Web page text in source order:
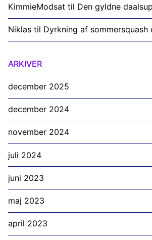
KimmieModsat til Den gyldne
Niklas til Dyrkning af sommersquash
ARKIVER
december 2025
december 2024
november 2024
juli 2024
juni 2023
maj 2023
april 2023